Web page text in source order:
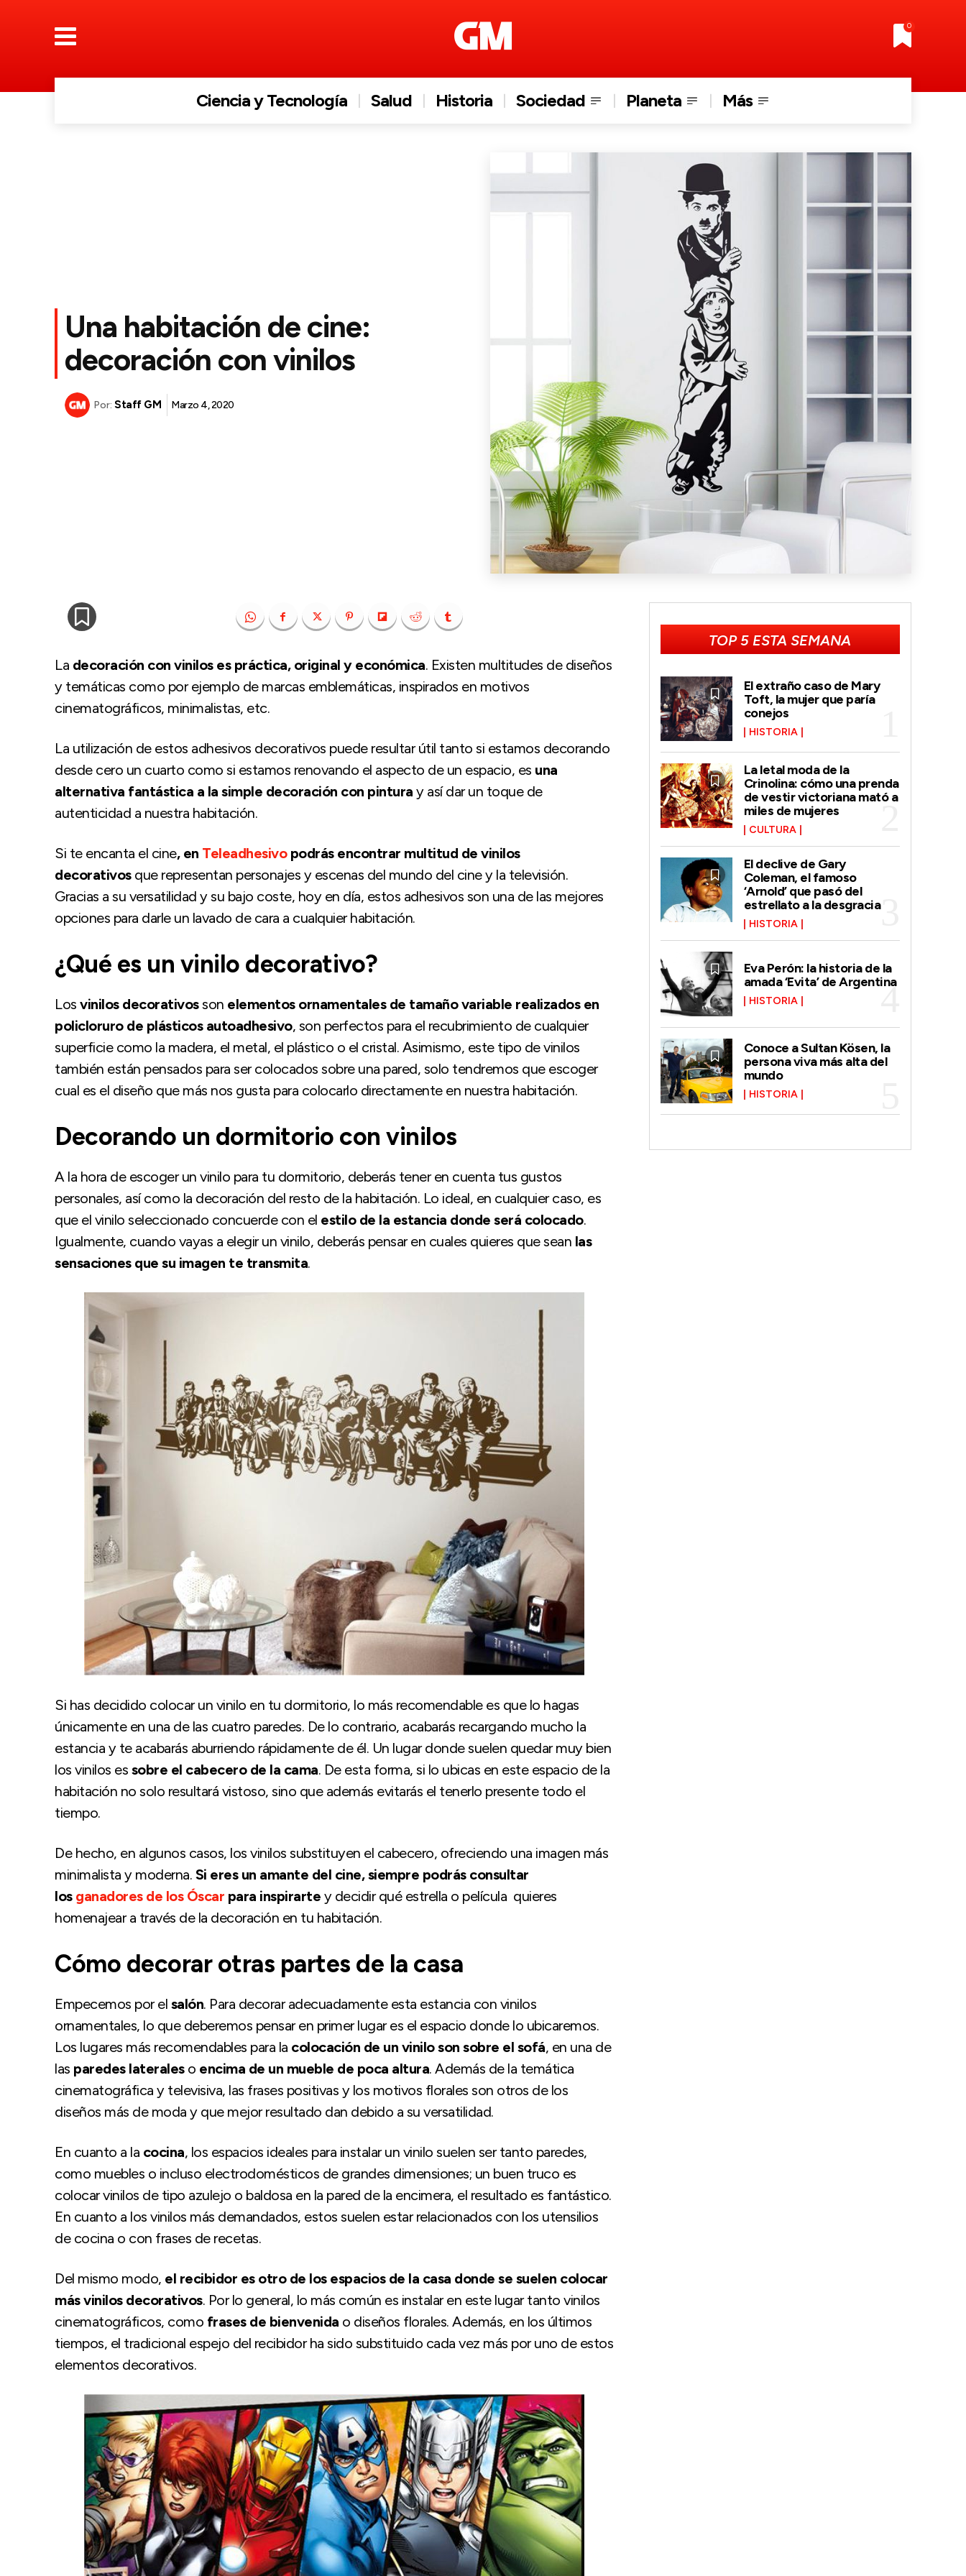
0
Ciencia y Tecnología Salud Historia Sociedad Planeta Más
Una habitación de cine:
decoración con vinilos
Por: Staff GM Marzo 4, 2020
La decoración con vinilos es práctica, original y económica. Existen multitudes de diseños
y temáticas como por ejemplo de marcas emblemáticas, inspirados en motivos
cinematográficos, minimalistas, etc.
La utilización de estos adhesivos decorativos puede resultar útil tanto si estamos decorando
desde cero un cuarto como si estamos renovando el aspecto de un espacio, es una
alternativa fantástica a la simple decoración con pintura y así dar un toque de
autenticidad a nuestra habitación.
Si te encanta el cine, en Teleadhesivopodrás encontrar multitud de vinilos
decorativosque representan personajes y escenas del mundo del cine y la televisión.
Gracias a su versatilidad y su bajo coste, hoy en día, estos adhesivos son una de las mejores
opciones para darle un lavado de cara a cualquier habitación.
¿Qué es un vinilo decorativo?
Los vinilos decorativosson elementos ornamentales de tamaño variable realizados en
policloruro de plásticos autoadhesivo, son perfectos para el recubrimiento de cualquier
superficie como la madera, el metal, el plástico o el cristal. Asimismo, este tipo de vinilos
también están pensados para ser colocados sobre una pared, solo tendremos que escoger
cual es el diseño que más nos gusta para colocarlo directamente en nuestra habitación.
Decorando un dormitorio con vinilos
A la hora de escoger un vinilo para tu dormitorio, deberás tener en cuenta tus gustos
personales, así como la decoración del resto de la habitación. Lo ideal, en cualquier caso, es
que el vinilo seleccionado concuerde con el estilo de la estancia donde será colocado.
Igualmente, cuando vayas a elegir un vinilo, deberás pensar en cuales quieres que sean las
sensaciones que su imagen te transmita.
Si has decidido colocar un vinilo en tu dormitorio, lo más recomendable es que lo hagas
únicamente en una de las cuatro paredes. De lo contrario, acabarás recargando mucho la
estancia y te acabarás aburriendo rápidamente de él. Un lugar donde suelen quedar muy bien
los vinilos es sobre el cabecero de la cama. De esta forma, si lo ubicas en este espacio de la
habitación no solo resultará vistoso, sino que además evitarás el tenerlo presente todo el
tiempo.
De hecho, en algunos casos, los vinilos substituyen el cabecero, ofreciendo una imagen más
minimalista y moderna. Si eres un amante del cine, siempre podrás consultar
los ganadores de los Óscar para inspirarte y decidir qué estrella o película quieres
homenajear a través de la decoración en tu habitación.
Cómo decorar otras partes de la casa
Empecemos por el salón. Para decorar adecuadamente esta estancia con vinilos
ornamentales, lo que deberemos pensar en primer lugar es el espacio donde lo ubicaremos.
Los lugares más recomendables para la colocación de un vinilo son sobre el sofá, en una de
las paredes lateraleso encima de un mueble de poca altura. Además de la temática
cinematográfica y televisiva, las frases positivas y los motivos florales son otros de los
diseños más de moda y que mejor resultado dan debido a su versatilidad.
En cuanto a la cocina, los espacios ideales para instalar un vinilo suelen ser tanto paredes,
como muebles o incluso electrodomésticos de grandes dimensiones; un buen truco es
colocar vinilos de tipo azulejo o baldosa en la pared de la encimera, el resultado es fantástico.
En cuanto a los vinilos más demandados, estos suelen estar relacionados con los utensilios
de cocina o con frases de recetas.
Del mismo modo, el recibidor es otro de los espacios de la casa donde se suelen colocar
más vinilos decorativos. Por lo general, lo más común es instalar en este lugar tanto vinilos
cinematográficos, como frases de bienvenida o diseños florales. Además, en los últimos
tiempos, el tradicional espejo del recibidor ha sido substituido cada vez más por uno de estos
elementos decorativos.
TOP 5 ESTA SEMANA
El extraño caso de Mary
Toft, la mujer que paría
conejos
HISTORIA
La letal moda de la
Crinolina: cómo una prenda
de vestir victoriana mató a
miles de mujeres
CULTURA
El declive de Gary
Coleman, el famoso
‘Arnold’ que pasó del
estrellato a la desgracia
HISTORIA
Eva Perón: la historia de la
amada ‘Evita’ de Argentina
HISTORIA
Conoce a Sultan Kösen, la
persona viva más alta del
mundo
HISTORIA